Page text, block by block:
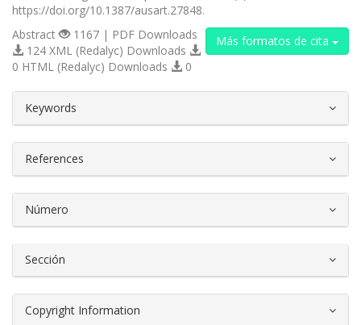
https://doi.org/10.1387/ausart.27848.
Más formatos de cita
Abstract
1167 | PDF Downloads
124 XML (Redalyc) Downloads
0 HTML (Redalyc) Downloads
0
Keywords
References
Número
Sección
Copyright Information